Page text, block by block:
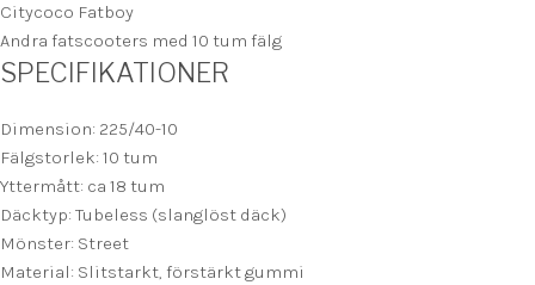
Citycoco Fatboy
Andra fatscooters med 10 tum fälg
SPECIFIKATIONER
Dimension: 225/40-10
Fälgstorlek: 10 tum
Yttermått: ca 18 tum
Däcktyp: Tubeless (slanglöst däck)
Mönster: Street
Material: Slitstarkt, förstärkt gummi